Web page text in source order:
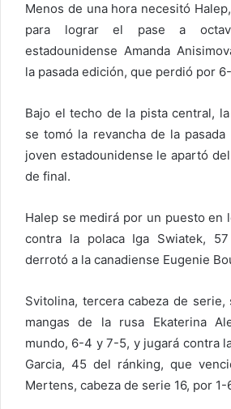
Menos de una hora necesitó
para lograr el pase a
estadounidense Amanda
la pasada edición, que perdió por
Bajo el techo de la pista central,
se tomó la revancha de la
joven estadounidense le apartó
de final.
Halep se medirá por un puesto en
contra la polaca Iga Swiatek,
derrotó a la canadiense Eugenie
Svitolina, tercera cabeza de
mangas de la rusa Ekaterina
mundo, 6-4 y 7-5, y jugará contra
Garcia, 45 del ránking, que
Mertens, cabeza de serie 16, por